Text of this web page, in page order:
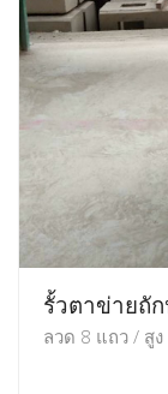
รั้วตาข่ายถั
ลวด 8 แถว / สู